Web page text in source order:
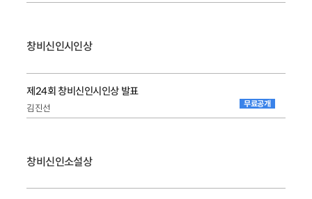
창비신인시인상
제24회 창비신인시인상 발표
김진선 무료공개
창비신인소설상